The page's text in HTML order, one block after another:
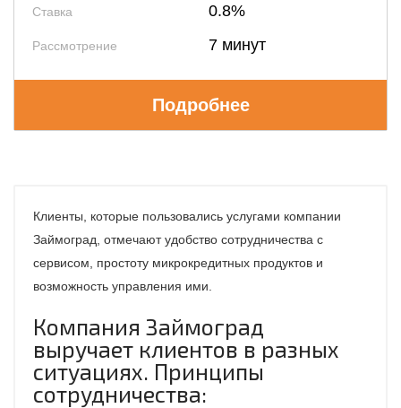
Ставка 0.8%
Рассмотрение 7 минут
Подробнее
Клиенты, которые пользовались услугами компании
Займоград, отмечают удобство сотрудничества с
сервисом, простоту микрокредитных продуктов и
возможность управления ими.
Компания Займоград
выручает клиентов в разных
ситуациях. Принципы
сотрудничества: